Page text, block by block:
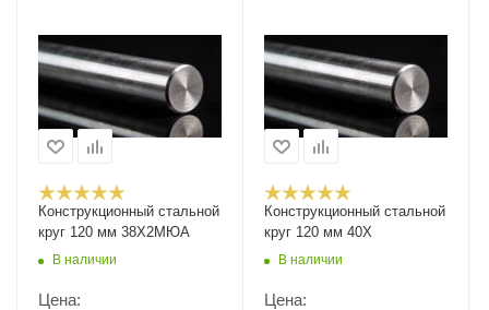
Конструкционный стальной
круг 120 мм 38Х2МЮА
В наличии
Цена:
Конструкционный стальной
круг 120 мм 40Х
В наличии
Цена: